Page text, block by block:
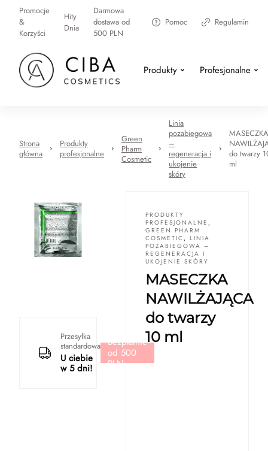
Promocje
&
Korzyści
Hity
Dnia
Darmowa
dostawa od
500 PLN
Pomoc Regulamin
Produkty Profesjonalne
Strona
główna
Produkty
profesjonalne
Green
Pharm
Cosmetic
Linia
pozabiegowa
–
regeneracja i
ukojenie
skóry
MASECZKA
do twarzy
ml
Przesyłka
standardowa
U ciebie
w 5 dni!
Bezpłatnie
od 500
PLN
PRODUKTY
PROFESJONALNE ,
GREEN PHARM
COSMETIC , LINIA
POZABIEGOWA –
REGENERACJA I
UKOJENIE SKÓRY
MASECZKA
NAWILŻAJĄCA
do twarzy
10 ml